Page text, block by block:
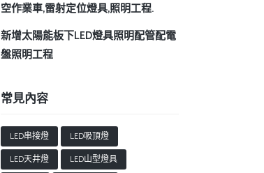
空作業車,雷射定位燈具,照明工程.
新增太陽能板下LED燈具照明配管配電
盤照明工程
常見內容
LED串接燈
LED吸頂燈
LED天井燈
LED山型燈具